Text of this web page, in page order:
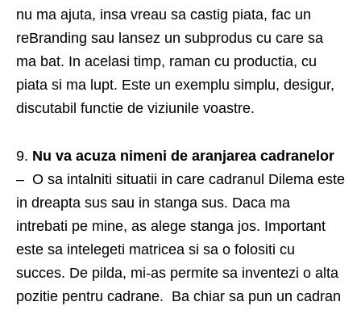
nu ma ajuta, insa vreau sa castig piata, fac un
reBranding sau lansez un subprodus cu care sa
ma bat. In acelasi timp, raman cu productia, cu
piata si ma lupt. Este un exemplu simplu, desigur,
discutabil functie de viziunile voastre.
9. Nu va acuza nimeni de aranjarea cadranelor
– O sa intalniti situatii in care cadranul Dilema este
in dreapta sus sau in stanga sus. Daca ma
intrebati pe mine, as alege stanga jos. Important
este sa intelegeti matricea si sa o folositi cu
succes. De pilda, mi-as permite sa inventezi o alta
pozitie pentru cadrane. Ba chiar sa pun un cadran